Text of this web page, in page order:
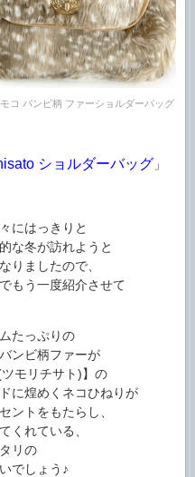
コ バンビ柄 ファーショルダーバッグ
ショルダーバッグ 」
にはっきりと
な冬が訪れようと
りましたので、
もう一度紹介させて
たっぷりの
ンビ柄ファーが
モリチサト)】の
に煌めくネコひねりが
ントをもたらし、
くれている、
リの
でしょう♪